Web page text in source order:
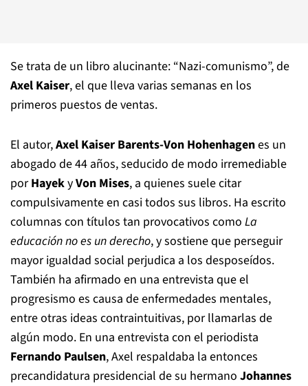
Se trata de un libro alucinante: “Nazi-comunismo”, de
Axel Kaiser, el que lleva varias semanas en los
primeros puestos de ventas.
El autor,Axel Kaiser Barents-Von Hohenhagenes un
abogado de 44 años, seducido de modo irremediable
porHayekyVon Mises, a quienes suele citar
compulsivamente en casi todos sus libros. Ha escrito
columnas con títulos tan provocativos como La
educación no es un derecho, y sostiene que perseguir
mayor igualdad social perjudica a los desposeídos.
También ha afirmado en una entrevista que el
progresismo es causa de enfermedades mentales,
entre otras ideas contraintuitivas, por llamarlas de
algún modo. En una entrevista con el periodista
Fernando Paulsen, Axel respaldaba la entonces
precandidatura presidencial de su hermano Johannes